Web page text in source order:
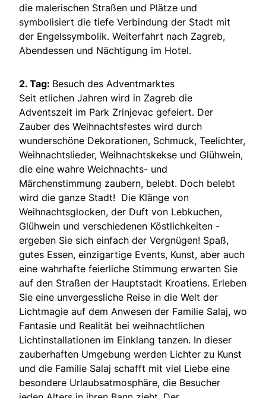
die malerischen Straßen und Plätze und
symbolisiert die tiefe Verbindung der Stadt mit
der Engelssymbolik. Weiterfahrt nach Zagreb,
Abendessen und Nächtigung im Hotel.
2. Tag: Besuch des Adventmarktes
Seit etlichen Jahren wird in Zagreb die
Adventszeit im Park Zrinjevac gefeiert. Der
Zauber des Weihnachtsfestes wird durch
wunderschöne Dekorationen, Schmuck, Teelichter,
Weihnachtslieder, Weihnachtskekse und Glühwein,
die eine wahre Weichnachts- und
Märchenstimmung zaubern, belebt. Doch belebt
wird die ganze Stadt! Die Klänge von
Weihnachtsglocken, der Duft von Lebkuchen,
Glühwein und verschiedenen Köstlichkeiten -
ergeben Sie sich einfach der Vergnügen! Spaß,
gutes Essen, einzigartige Events, Kunst, aber auch
eine wahrhafte feierliche Stimmung erwarten Sie
auf den Straßen der Hauptstadt Kroatiens. Erleben
Sie eine unvergessliche Reise in die Welt der
Lichtmagie auf dem Anwesen der Familie Salaj, wo
Fantasie und Realität bei weihnachtlichen
Lichtinstallationen im Einklang tanzen. In dieser
zauberhaften Umgebung werden Lichter zu Kunst
und die Familie Salaj schafft mit viel Liebe eine
besondere Urlaubsatmosphäre, die Besucher